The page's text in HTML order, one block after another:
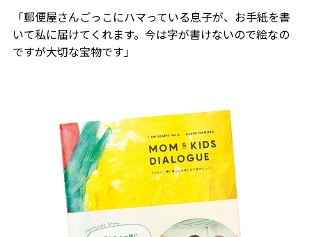
「郵便屋さんごっこにハマっている息子が、お手紙を書
いて私に届けてくれます。今は字が書けないので絵なの
ですが大切な宝物です」